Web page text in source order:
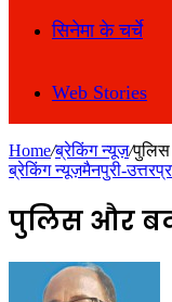
सिनेमा के चर्चे
Web Stories
Home/ब्रेकिंग न्यूज़/
ब्रेकिंग न्यूज़मैनपुरी-
पुलिस और